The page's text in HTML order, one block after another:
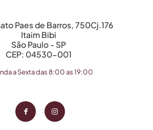
Paes de Barros, 750Cj.176
Itaim Bibi
São Paulo - SP
CEP: 04530-001
a Sexta das 8:00 as 19:00